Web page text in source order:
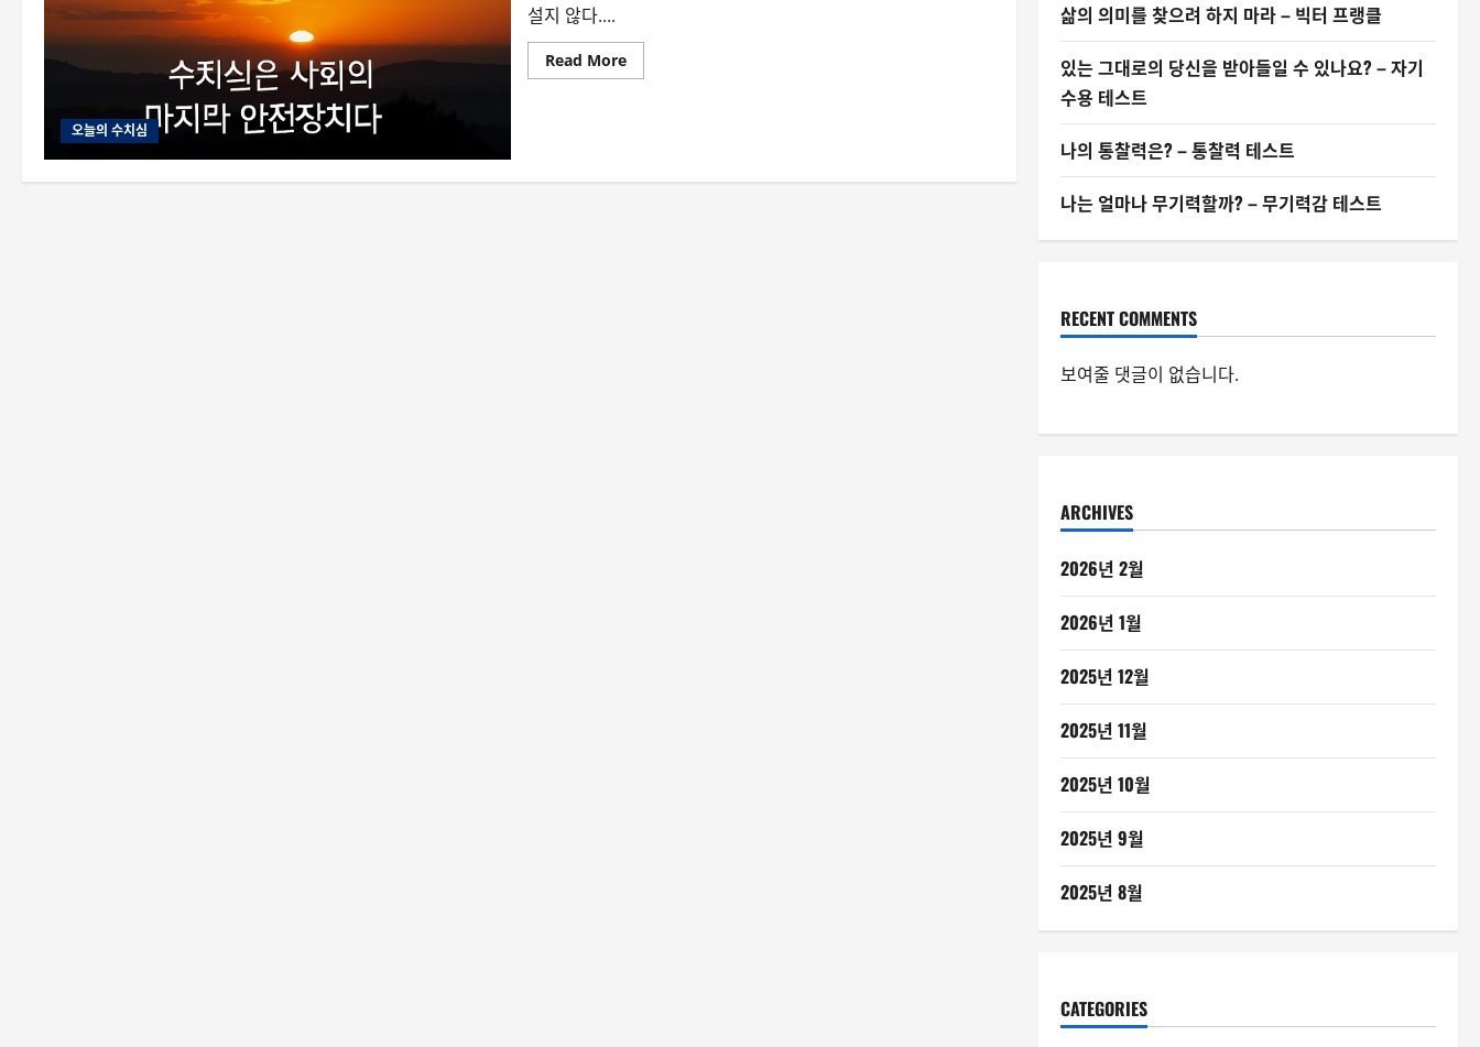
오늘의 수치심
설지 않다....
Read MoreRead
more
람
삶의 의미를 찾으려 하지 마라 – 빅터 프랭클
있는 그대로의 당신을 받아들일 수 있나요? – 자기
수용 테스트
나의 통찰력은? – 통찰력 테스트
나는 얼마나 무기력할까? – 무기력감 테스트
RECENT COMMENTS
보여줄 댓글이 없습니다.
ARCHIVES
2026년 2월
2026년 1월
2025년 12월
2025년 11월
2025년 10월
2025년 9월
2025년 8월
CATEGORIES